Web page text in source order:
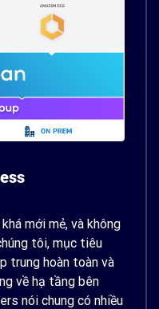
mới mẻ, và không
tôi, mục tiêu
trung hoàn toàn và
về hạ tầng bên
nói chung có nhiều